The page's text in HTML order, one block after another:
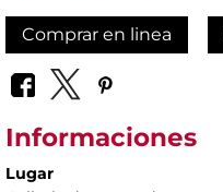
Comprar en linea
Informaciones
Lugar